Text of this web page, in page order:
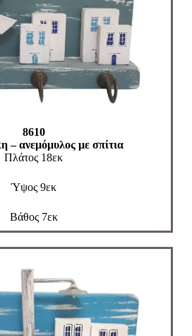
8610
– ανεμόμυλος με σπίτια
Πλάτος 18εκ
Ύψος 9εκ
Βάθος 7εκ